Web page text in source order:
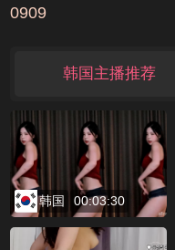
0909
韩国主播推荐
韩国 00:03:30